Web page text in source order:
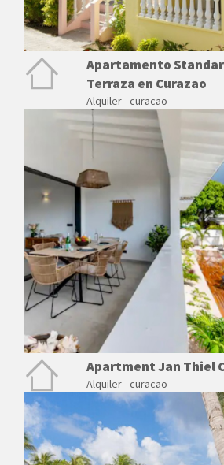
Apartamento
Terraza en Curazao
Alquiler - curacao
Apartment Jan Thiel
Alquiler - curacao